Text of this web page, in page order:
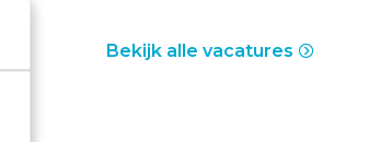
Bekijk alle vacatures